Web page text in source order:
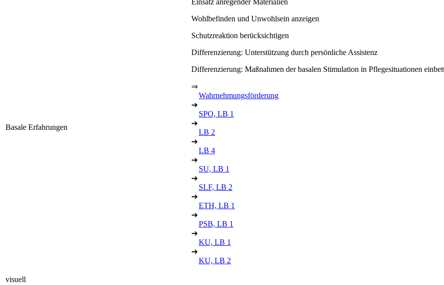
Basale Erfahrungen
Wohlbefinden und Unwohlsein anzeigen
Schutzreaktion berücksichtigen
Differenzierung: Unterstützung durch persönliche Assistenz
Differenzierung: Maßnahmen der basalen Stimulation in Pflegesituationen
⇒
Wahrnehmungsförderung
➔
SPO, LB 1
➔
LB 2
➔
LB 4
➔
SU, LB 1
➔
SLF, LB 2
➔
ETH, LB 1
➔
PSB, LB 1
➔
KU, LB 1
➔
KU, LB 2
visuell